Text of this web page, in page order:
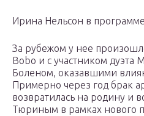
Ирина Нельсон в
За рубежом у нее
Bobo и с участником дуэта
Боленом, оказавшими
Примерно через год брак
возвратилась на родину и
Тюриным в рамках нового